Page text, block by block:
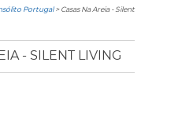
Portugal> Casas Na Areia - Silent
- SILENT LIVING